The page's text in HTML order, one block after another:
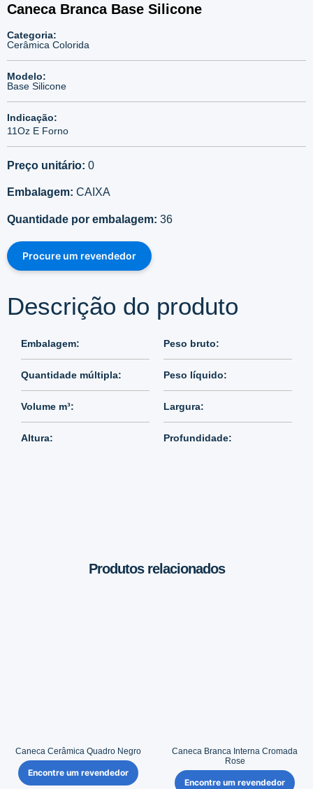
Caneca Branca Base Silicone
Categoria:
Cerâmica Colorida
Modelo:
Base Silicone
Indicação:
11Oz E Forno
Preço unitário: 0
Embalagem: CAIXA
Quantidade por embalagem: 36
Procure um revendedor
Descrição do produto
Embalagem:
Quantidade múltipla:
Volume m³:
Altura:
Peso bruto:
Peso líquido:
Largura:
Profundidade:
Produtos relacionados
Caneca Cerâmica Quadro Negro
Encontre um revendedor
Caneca Branca Interna Cromada
Rose
Encontre um revendedor